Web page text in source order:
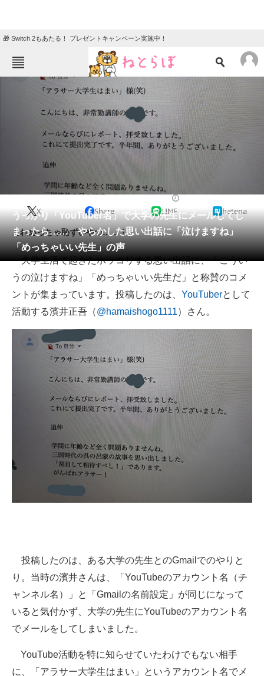
🎁 Switch 2もあたる！ プレゼントキャンペーン実施中！
ねとらぼメニュー
ニュース
クイズ
地域
教育・育児
リサーチ
会員記事
メディア
注目記事を集めた総合ページ
ITの今と未来を見通す
スマホと通信の最新トレンド
進化するPCとデバイスの未来
好きが集まる 比べて選べる
ビジネスと働き方のヒント
企業ITのトレンドを詳説
経営リーダーのコミュニティ
マーケ×ITの今がよく分かる
IT製品の技術・比較・事例
製造業のIT導入・活用を支援
モノづくり技術者専門サイト
電子設計の基本と応用
うっかり「YouTuber名」で大学の先生にメールしてし
まったら…… やらかした思い出話に「泣けますね」
「めっちゃいい先生」の声
X Share LINE hatena
これめっちゃ恥ずいやつ……！
大学生活で起きたホッコリする思い出話に、「こうい
うの泣けますね」「めっちゃいい先生だ」と称賛のコメ
ントが集まっています。投稿したのは、 YouTuberとして
活動する濱井正吾（@hamaishogo1111）さん。
投稿したのは、ある大学の先生とのGmailでのやりと
り。当時の濱井さんは、「YouTubeのアカウント名（チ
ャンネル名）」と「Gmailの名前設定」が同じになって
いると気付かず、大学の先生にYouTubeのアカウント名
でメールをしてしまいました。
YouTube活動を特に知らせていたわけでもない相手
に、「アラサー大学生はまい」というアカウント名でメ